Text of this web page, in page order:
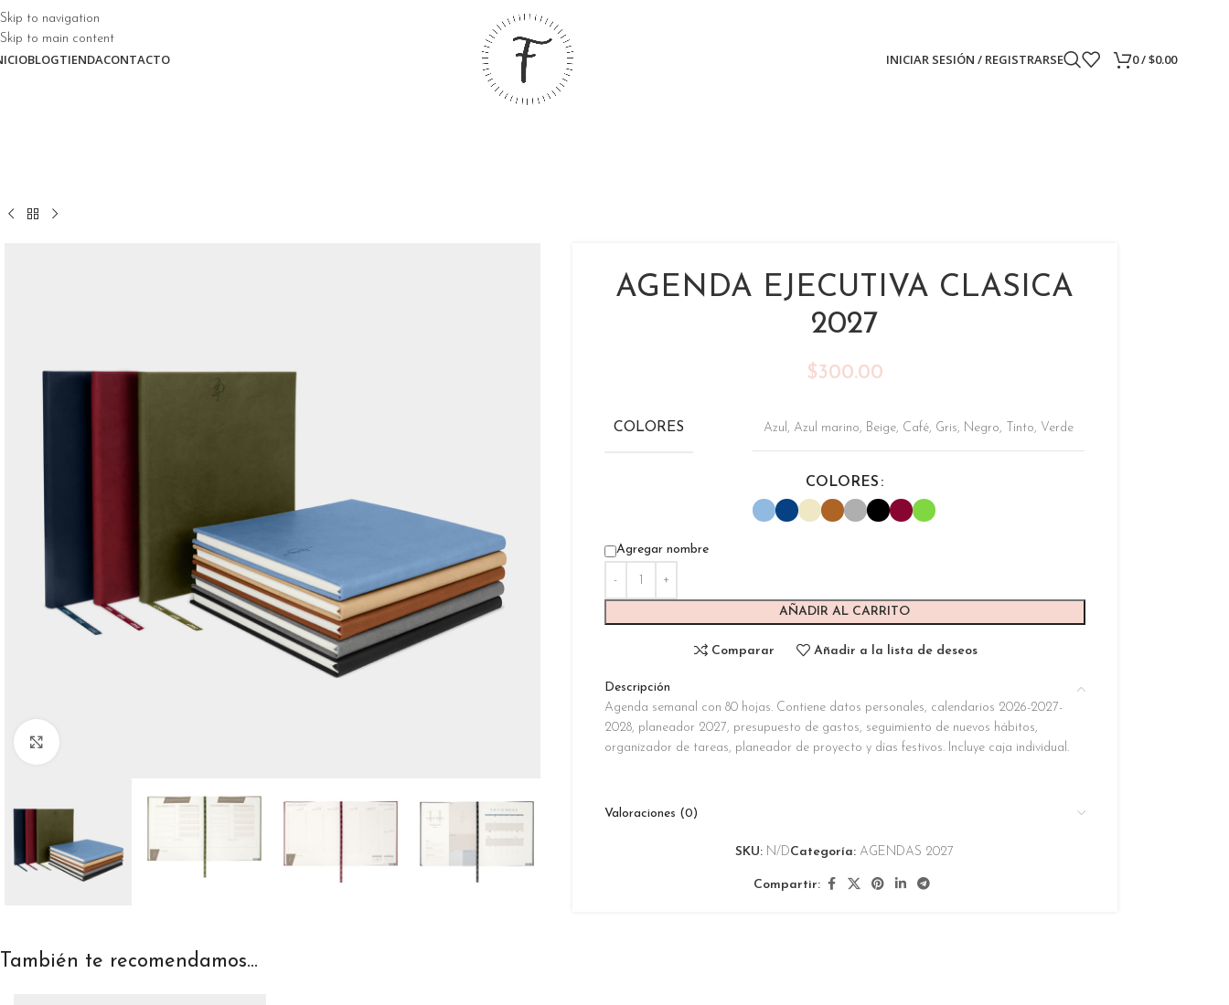
Skip to navigation
Skip to main content
BLOGTIENDACONTACTO INICIAR SESIÓN / REGISTRARSE 0/$0.00
AGENDA EJECUTIVA CLASICA
2027
$300.00
COLORES Azul, Azul marino, Beige, Café, Gris, Negro, Tinto, Verde
COLORES
Agregar nombre
AÑADIR AL CARRITO
Comparar Añadir a la lista de deseos
Descripción
Agenda semanal con 80 hojas. Contiene datos personales, calendarios 2026-2027-
2028, planeador 2027, presupuesto de gastos, seguimiento de nuevos hábitos,
organizador de tareas, planeador de proyecto y días festivos. Incluye caja individual.
Valoraciones (0)
SKU: N/DCategoría: AGENDAS 2027
Compartir:
También te recomendamos…